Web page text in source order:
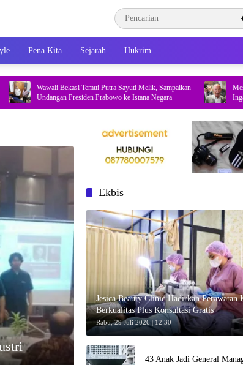
Pena Kita Sejarah Hukrim
Wawali Bekasi Temui Putra Sayuti Melik, Sampaikan
Undangan Presiden Prabowo ke Istana Negara
Meski
Ingatkan
Ekbis
Jesica Beauty Clinic Hadirkan Perawatan
Berkualitas Plus Konsultasi Gratis
Rabu, 29 Juli 2026 | 12:30
43 Anak Jadi General